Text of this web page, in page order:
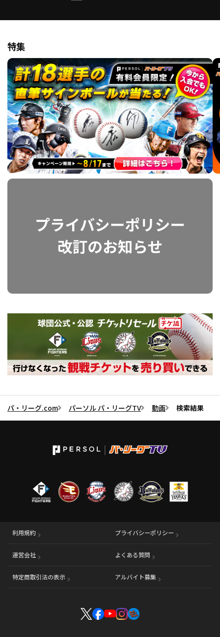
特集
パ・リーグ.com パーソル パ・リーグTV 動画 検索結果
利用規約 プライバシーポリシー
運営会社 （別ウィンドウで開く） よくある質問
特定商取引法の表示 アルバイト募集 （別ウィンドウで開く